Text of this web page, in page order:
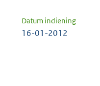
Datum indiening
16-01-2012